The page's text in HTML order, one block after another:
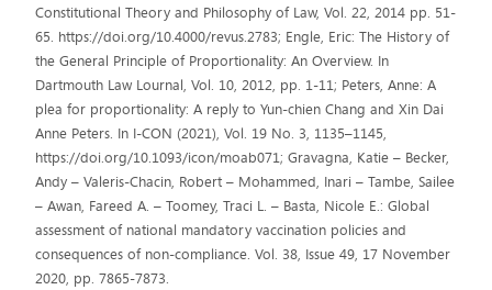
Constitutional Theory and Philosophy of Law, Vol. 22, 2014 pp. 51-
65. https://doi.org/10.4000/revus.2783; Engle, Eric: The History of
the General Principle of Proportionality: An Overview. In
Dartmouth Law Lournal, Vol. 10, 2012, pp. 1-11; Peters, Anne: A
plea for proportionality: A reply to Yun-chien Chang and Xin Dai
Anne Peters. In I-CON (2021), Vol. 19 No. 3, 1135–1145,
https://doi.org/10.1093/icon/moab071; Gravagna, Katie – Becker,
Andy – Valeris-Chacin, Robert – Mohammed, Inari – Tambe, Sailee
– Awan, Fareed A. – Toomey, Traci L. – Basta, Nicole E.: Global
assessment of national mandatory vaccination policies and
consequences of non-compliance. Vol. 38, Issue 49, 17 November
2020, pp. 7865-7873.